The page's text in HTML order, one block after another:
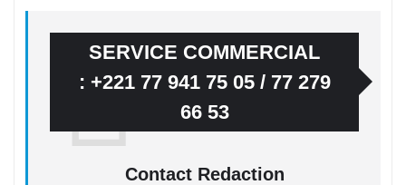
SERVICE COMMERCIAL
: +221 77 941 75 05 / 77 279
66 53
Contact Redaction